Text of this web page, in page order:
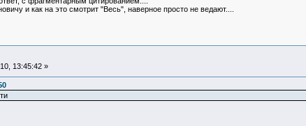
и как на это смотрит "Весь", наверное просто не ведают....
13:45:42 »